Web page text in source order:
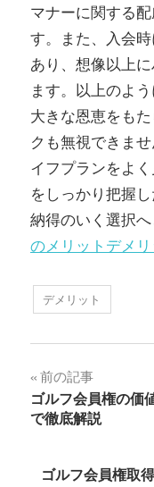
マナーに関する
す。また、入会
あり、想像以上
ます。以上のよ
大きな恩恵をも
クも無視できま
イフプランをよ
をしっかり把握
納得のいく選択へ
のメリットデメ
デメリット
投
稿
前の記事
ゴルフ会員権の価
で徹底解説
ゴルフ会員権取